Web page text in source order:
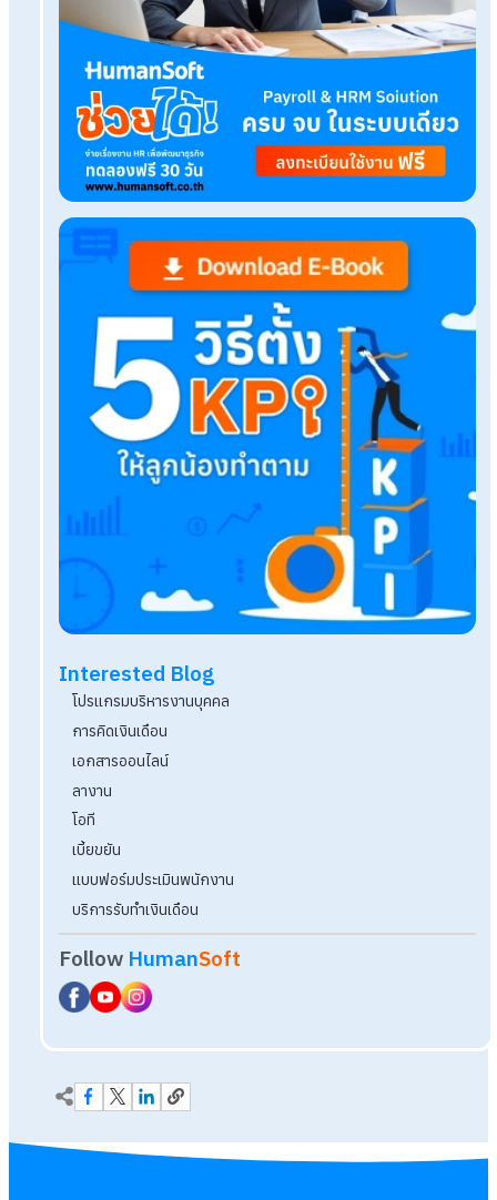
ยื่นภาษีบุคคลธรรมดา
Related Blog
แจกฟรี!แบบฟอร์มตาราง HR Planner วางแผนการ
เป๊ะในทุกเดือน
Eisenhower Matrix คืออะไร มีกี่กลุ่ม อะไรบ้าง?
อัปเดตกฎหมายแรงงานต่างด้าวล่าสุด มีอะไรบ้างที่
ต้องรู้